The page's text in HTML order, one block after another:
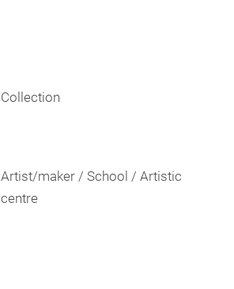
Collection
Artist/maker / School / Artistic
centre